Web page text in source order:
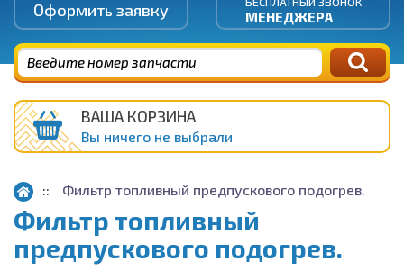
Оформить заявку МЕНЕДЖЕРА
ВАША КОРЗИНА
Вы ничего не выбрали
Фильтр топливный предпускового подогрев.
Фильтр топливный
предпускового подогрев.